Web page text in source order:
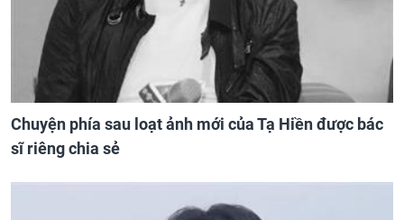
Chuyện phía sau loạt ảnh mới của Tạ Hiền được bác
sĩ riêng chia sẻ